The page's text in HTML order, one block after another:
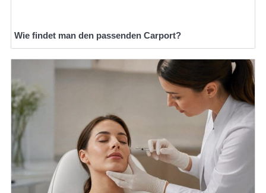
Wie findet man den passenden Carport?